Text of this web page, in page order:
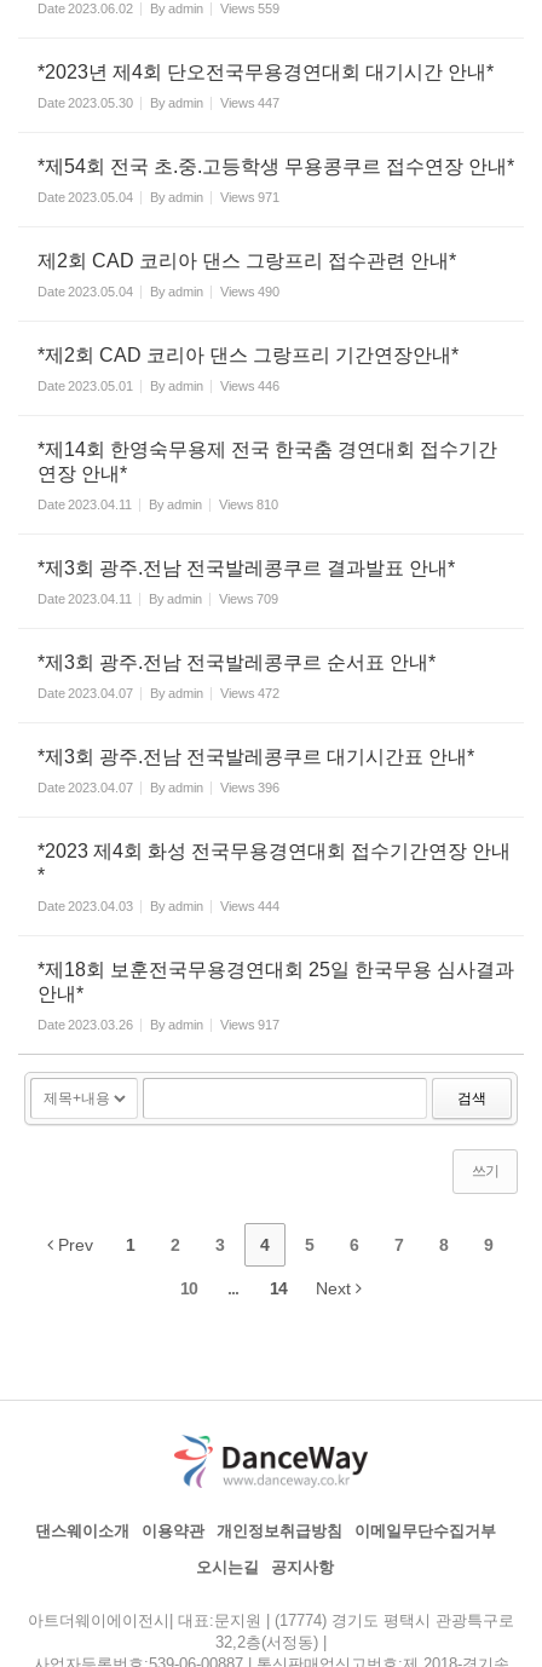
Date2023.06.02 Byadmin Views 559
*2023년 제4회 단오전국무용경연대회 대기시간 안내*
Date2023.05.30 Byadmin Views 447
*제54회 전국 초.중.고등학생 무용콩쿠르 접수연장 안내*
Date2023.05.04 Byadmin Views 971
제2회 CAD 코리아 댄스 그랑프리 접수관련 안내*
Date2023.05.04 Byadmin Views 490
*제2회 CAD 코리아 댄스 그랑프리 기간연장안내*
Date2023.05.01 Byadmin Views 446
*제14회 한영숙무용제 전국 한국춤 경연대회 접수기간
연장 안내*
Date2023.04.11 Byadmin Views 810
*제3회 광주.전남 전국발레콩쿠르 결과발표 안내*
Date2023.04.11 Byadmin Views 709
*제3회 광주.전남 전국발레콩쿠르 순서표 안내*
Date2023.04.07 Byadmin Views 472
*제3회 광주.전남 전국발레콩쿠르 대기시간표 안내*
Date2023.04.07 Byadmin Views 396
*2023 제4회 화성 전국무용경연대회 접수기간연장 안내
*
Date2023.04.03 Byadmin Views 444
*제18회 보훈전국무용경연대회 25일 한국무용 심사결과
안내*
Date2023.03.26 Byadmin Views 917
검색
쓰기
Prev 1 2 3 4 5 6 7 8 9
10 ... 14 Next
댄스웨이소개 이용약관 개인정보취급방침
이메일무단수집거부
오시는길
공지사항
아트더웨이에이전시| 대표:문지원 | (17774) 경기도 평택시 관광특구로
32,2층(서정동) |